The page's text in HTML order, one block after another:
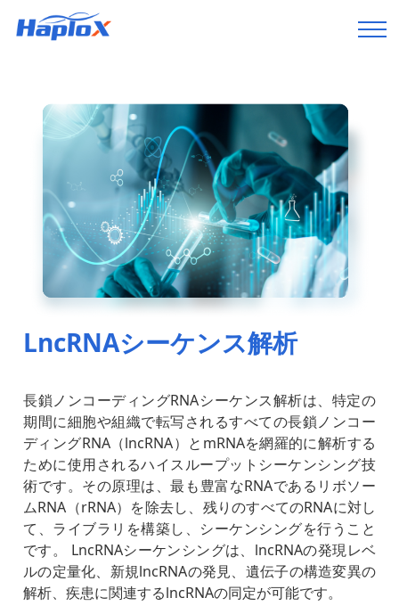
LncRNAシーケンス解析
長鎖ノンコーディングRNAシーケンス解析は、特定の
期間に細胞や組織で転写されるすべての長鎖ノンコー
ディングRNA（lncRNA）とmRNAを網羅的に解析する
ために使用されるハイスループットシーケンシング技
術です。その原理は、最も豊富なRNAであるリボソー
ムRNA（rRNA）を除去し、残りのすべてのRNAに対し
て、ライブラリを構築し、シーケンシングを行うこと
です。 LncRNAシーケンシングは、lncRNAの発現レベ
ルの定量化、新規lncRNAの発見、遺伝子の構造変異の
解析、疾患に関連するlncRNAの同定が可能です。